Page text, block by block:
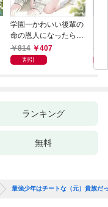
学園一かわいい後輩の
命の恩人になったら、
通い妻になって関係を
迫ってくる。
814 407
割引
ランキング
無料
最強少年はチートな（元）貴族だ